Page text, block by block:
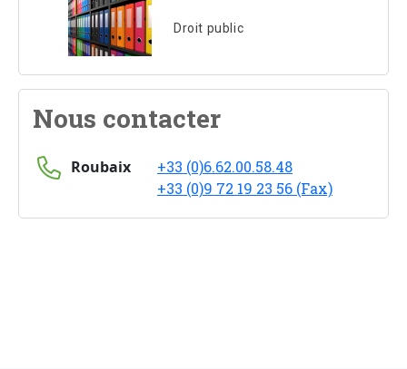
Droit public
Nous contacter
Roubaix
+33 (0)6.62.00.58.48
+33 (0)9 72 19 23 56 (Fax)